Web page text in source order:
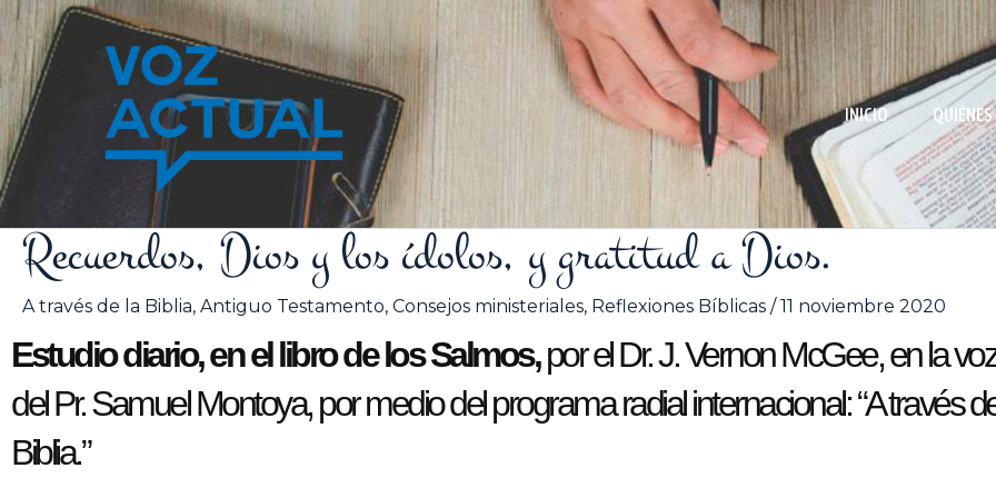
contenido
INICIO
Recuerdos, Dios y los ídolos, y gratitud a Dios.
A través de la Biblia, Antiguo Testamento, Consejos ministeriales, Reflexiones Bíblicas /11 noviembre 2020
Estudio diario, en el libro de los Salmos,por el Dr. J. Vernon McGee, en la voz
del Pr. Samuel Montoya, por medio del programa radial internacional: “A través
Biblia.”